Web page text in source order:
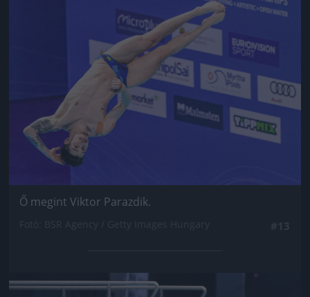
Jön még kép!
Ő megint Viktor Parazdik.
Jön még kép!